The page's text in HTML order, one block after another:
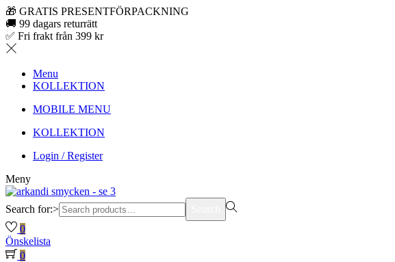
🎁 GRATIS PRESENTFÖRPACKNING
🚚 99 dagars returrätt
✅ Fri frakt från 399 kr
Menu
KOLLEKTION
MOBILE MENU
KOLLEKTION
Login / Register
Meny
Search for:>
0
Önskelista
0